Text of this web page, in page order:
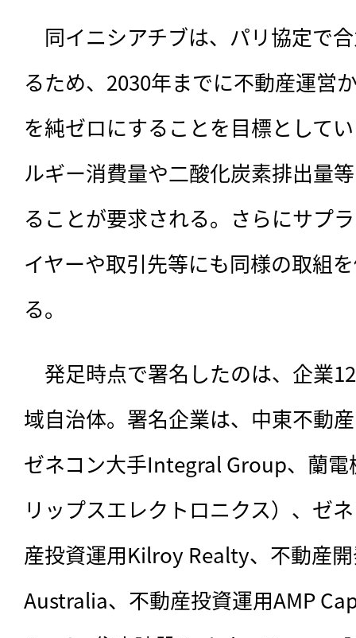
同イニシアチブは、パリ協定で
るため、2030年までに不動産運営
を純ゼロにすることを目標として
ルギー消費量や二酸化炭素排出量
ることが要求される。さらにサプ
イヤーや取引先等にも同様の取組
る。
発足時点で署名したのは、企業
域自治体。署名企業は、中東不動
ゼネコン大手Integral Group、蘭
リップスエレクトロニクス）、ゼ
産投資運用Kilroy Realty、不動産
Australia、不動産投資運用AMP